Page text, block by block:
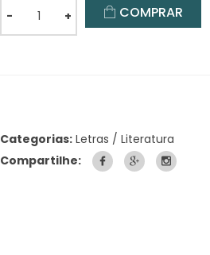
- + COMPRAR
Categorias: Letras / Literatura
Compartilhe: